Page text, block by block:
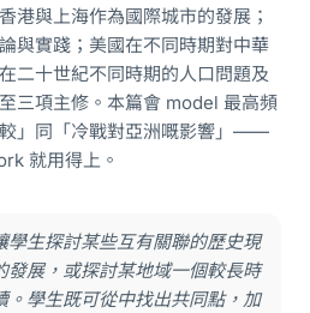
港與上海作為國際城市的發展；
與實踐；美國在不同時期對中華
二十世紀不同時期的人口問題及
三項主修。本篇會 model 最高頻
」同「冷戰對亞洲嘅影響」——
就用得上。
學生探討某些互有關聯的歷史現
發展，或探討某地域一個較長時
。學生既可從中找出共同點，加